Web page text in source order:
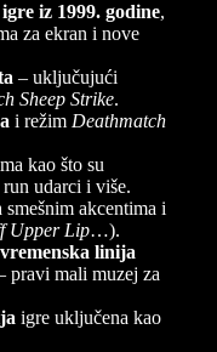
iz 1999. godine,
za ekran i nove
– uključujući
Sheep Strike.
i režim Deathmatch
kao što su
udarci i više.
smešnim akcentima i
Upper Lip…).
linija
pravi mali muzej za
igre uključena kao